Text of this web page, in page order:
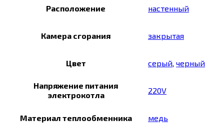
Расположение настенный
Камера сгорания закрытая
Цвет серый, черный
Напряжение питания
электрокотла
220V
Материал теплообменника медь